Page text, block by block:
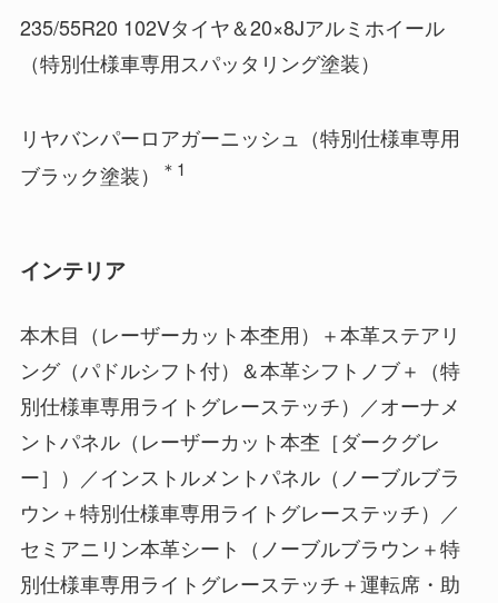
235/55R20 102Vタイヤ＆20×8Jアルミホイール
（特別仕様車専用スパッタリング塗装）
リヤバンパーロアガーニッシュ（特別仕様車専用
ブラック塗装）
＊1
インテリア
本木目（レーザーカット本杢用）＋本革ステアリ
ング（パドルシフト付）＆本革シフトノブ＋（特
別仕様車専用ライトグレーステッチ）／オーナメ
ントパネル（レーザーカット本杢［ダークグレ
ー］）／インストルメントパネル（ノーブルブラ
ウン＋特別仕様車専用ライトグレーステッチ）／
セミアニリン本革シート（ノーブルブラウン＋特
別仕様車専用ライトグレーステッチ＋運転席・助